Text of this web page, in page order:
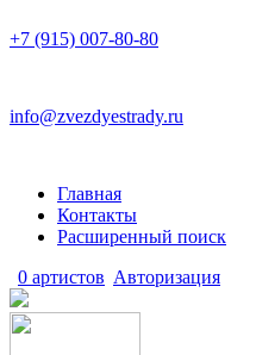
+7 (915) 007-80-80
info@zvezdyestrady.ru
Главная
Контакты
Расширенный поиск
0 артистов Авторизация